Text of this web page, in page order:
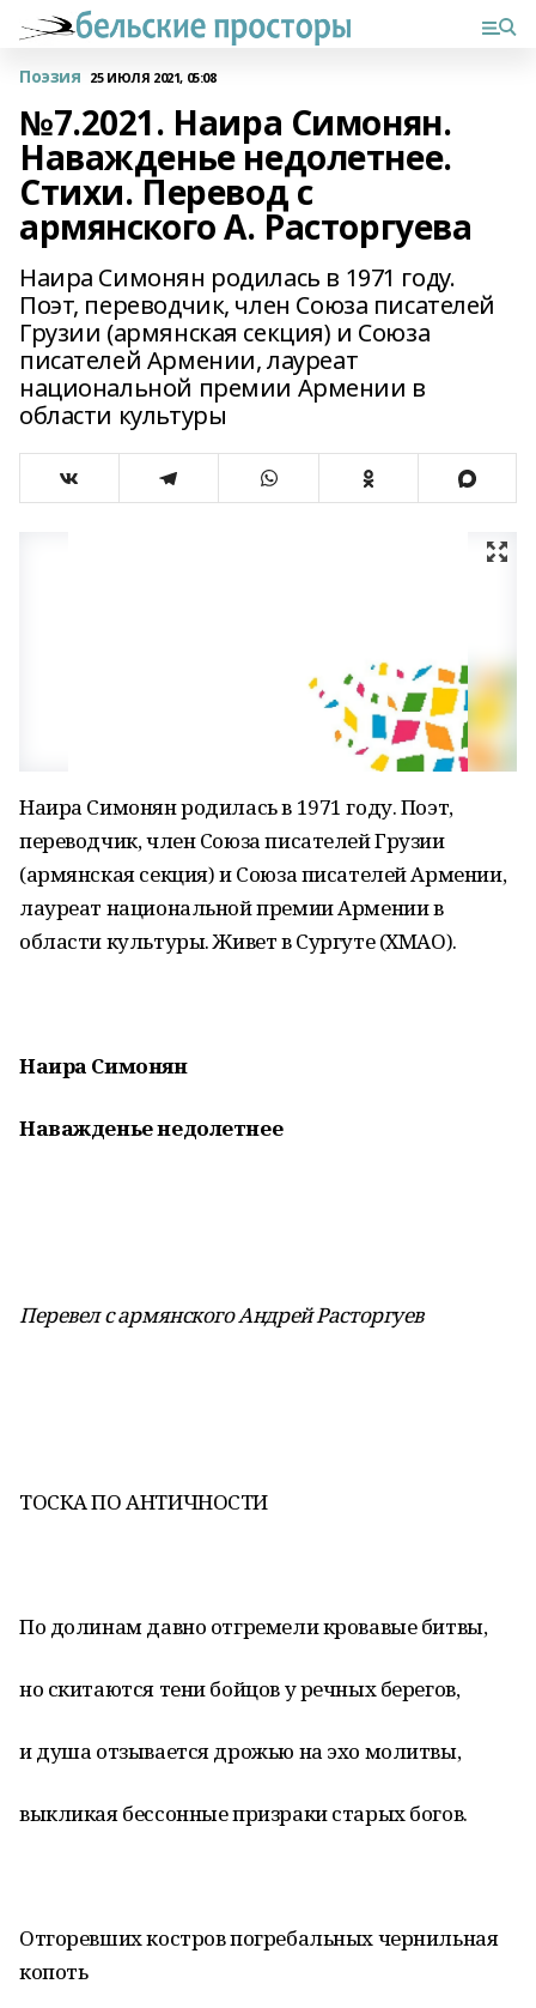
Поэзия 25 ИЮЛЯ 2021, 05:08
№7.2021. Наира Симонян.
Наважденье недолетнее.
Стихи. Перевод с
армянского А. Расторгуева
Наира Симонян родилась в 1971 году.
Поэт, переводчик, член Союза писателей
Грузии (армянская секция) и Союза
писателей Армении, лауреат
национальной премии Армении в
области культуры
Наира Симонян родилась в 1971 году. Поэт,
переводчик, член Союза писателей Грузии
(армянская секция) и Союза писателей Армении,
лауреат национальной премии Армении в
области культуры. Живет в Сургуте (ХМАО).
Наира Симонян
Наважденье недолетнее
Перевел с армянского Андрей Расторгуев
ТОСКА ПО АНТИЧНОСТИ
По долинам давно отгремели кровавые битвы,
но скитаются тени бойцов у речных берегов,
и душа отзывается дрожью на эхо молитвы,
выкликая бессонные призраки старых богов.
Отгоревших костров погребальных чернильная
копоть